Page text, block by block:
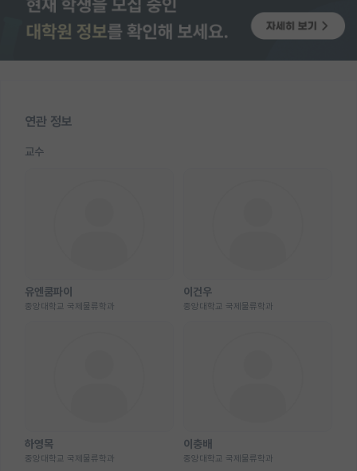
연관 정보
교수
유엔쿰파이
중앙대학교 국제물류학과
이건우
중앙대학교 국제물류학과
하영목
중앙대학교 국제물류학과
이충배
중앙대학교 국제물류학과